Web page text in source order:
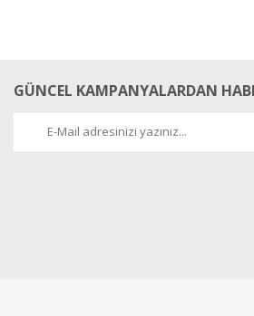
GÜNCEL KAMPANYALARDAN